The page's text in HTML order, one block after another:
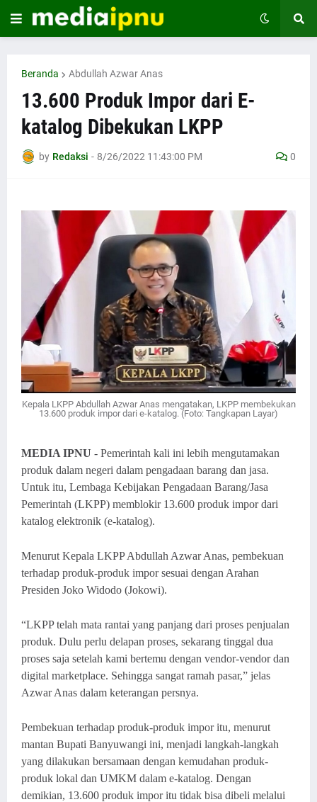
Beranda Abdullah Azwar Anas
13.600 Produk Impor dari E-
katalog Dibekukan LKPP
by Redaksi - 8/26/2022 11:43:00 PM 0
Kepala LKPP Abdullah Azwar Anas mengatakan, LKPP membekukan
13.600 produk impor dari e-katalog. (Foto: Tangkapan Layar)
MEDIA IPNU - Pemerintah kali ini lebih mengutamakan
produk dalam negeri dalam pengadaan barang dan jasa.
Untuk itu, Lembaga Kebijakan Pengadaan Barang/Jasa
Pemerintah (LKPP) memblokir 13.600 produk impor dari
katalog elektronik (e-katalog).
Menurut Kepala LKPP Abdullah Azwar Anas, pembekuan
terhadap produk-produk impor sesuai dengan Arahan
Presiden Joko Widodo (Jokowi).
“LKPP telah mata rantai yang panjang dari proses penjualan
produk. Dulu perlu delapan proses, sekarang tinggal dua
proses saja setelah kami bertemu dengan vendor-vendor dan
digital marketplace. Sehingga sangat ramah pasar,” jelas
Azwar Anas dalam keterangan persnya.
Pembekuan terhadap produk-produk impor itu, menurut
mantan Bupati Banyuwangi ini, menjadi langkah-langkah
yang dilakukan bersamaan dengan kemudahan produk-
produk lokal dan UMKM dalam e-katalog. Dengan
demikian, 13.600 produk impor itu tidak bisa dibeli melalui